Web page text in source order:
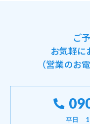
ご
お気軽に
（営業のお
平日